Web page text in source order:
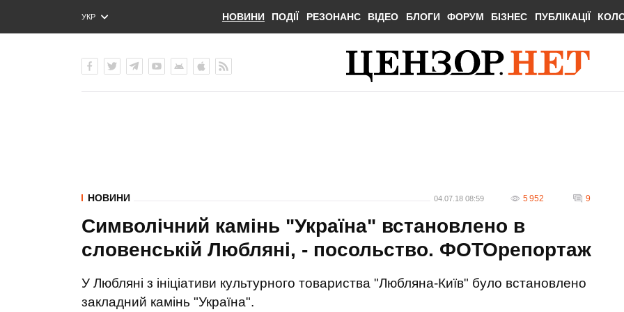
УКР
ENG
НОВИНИ ПОДІЇ РЕЗОНАНС ВІДЕО БЛОГИ ФОРУМ БІЗНЕС ПУБЛІКАЦІЇ
НОВИНИ 04.07.18 08:59 5 952 9
Символічний камінь "Україна" встановлено в
словенській Любляні, - посольство. ФОТОрепортаж
У Любляні з ініціативи культурного товариства "Любляна-Київ" було встановлено
закладний камінь "Україна".